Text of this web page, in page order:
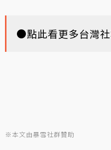
●點此看更多台灣社
※本文由暴雪社群贊助